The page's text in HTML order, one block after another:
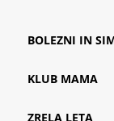
BOLEZNI IN
KLUB MAMA
ZRELA LETA